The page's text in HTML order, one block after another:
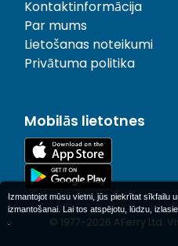
Kontaktinformācija
Par mums
Lietošanas noteikumi
Privātuma politika
Mobilās lietotnes
© 1977-2026 AFerry Ltd.
Izmantojot mūsu vietni, jūs piekrītat sīkfailu
izmantošanai. Lai tos atspējotu, lūdzu,